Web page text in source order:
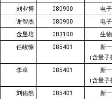
刘业博 080900
电
谢智杰 080900
电
金昱培 083100
生
任峻慷 085401
新
（含量
李卓 085401
新
（含量
刘佑然 085401
新